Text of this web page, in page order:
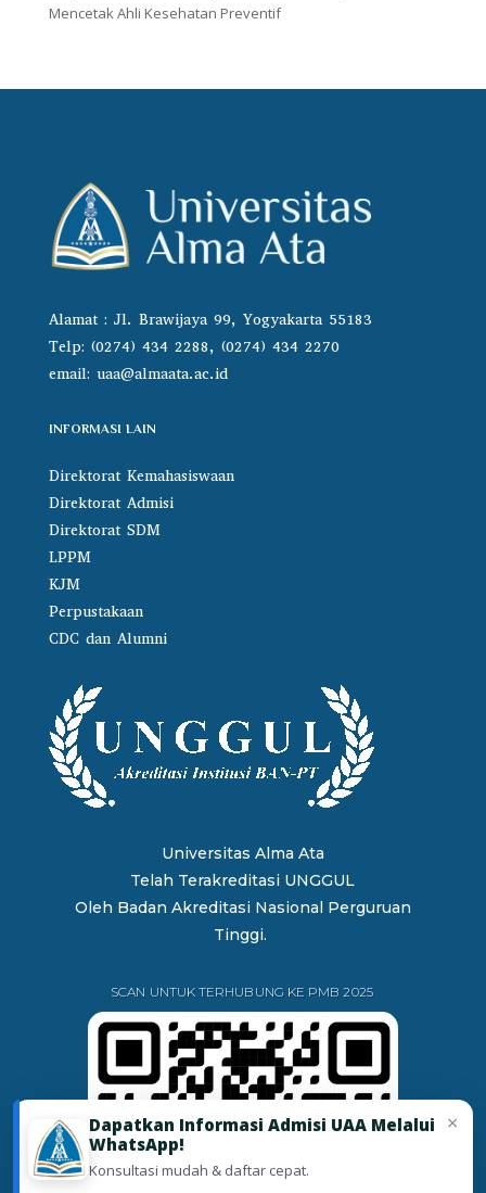
Mencetak Ahli Kesehatan Preventif
Alamat : Jl. Brawijaya 99, Yogyakarta 55183
Telp: (0274) 434 2288, (0274) 434 2270
email: uaa@almaata.ac.id
INFORMASI LAIN
Direktorat Kemahasiswaan
Direktorat Admisi
Direktorat SDM
LPPM
KJM
Perpustakaan
CDC dan Alumni
Universitas Alma Ata
Telah Terakreditasi UNGGUL
Oleh Badan Akreditasi Nasional Perguruan
Tinggi.
SCAN UNTUK TERHUBUNG KE PMB 2025
×
Dapatkan Informasi Admisi UAA Melalui
WhatsApp!
Konsultasi mudah & daftar cepat.